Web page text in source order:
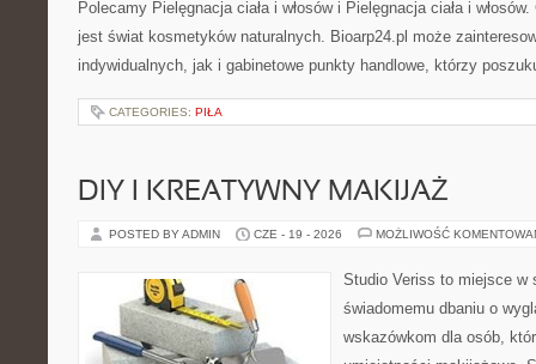
Polecamy Pielęgnacja ciała i włosów i Pielęgnacja ciała i
jest świat kosmetyków naturalnych. Bioarp24.pl może
indywidualnych, jak i gabinetowe punkty handlowe, którzy
CATEGORIES: PIŁA
DIY I KREATYWNY MAKIJAŻ
POSTED BY ADMIN CZE - 19 - 2026 MOŻLIWOŚĆ
Studio Veriss to miejsce w
świadomemu dbaniu o
wskazówkom dla osób,